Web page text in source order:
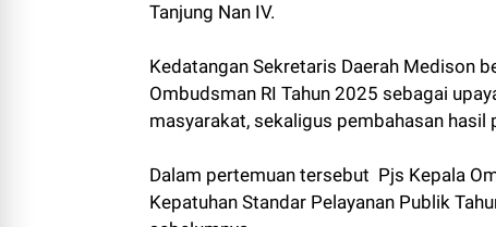
Tanjung Nan IV.
Kedatangan Sekretaris Daerah Medison
Ombudsman RI Tahun 2025 sebagai
masyarakat, sekaligus pembahasan hasil
Dalam pertemuan tersebut Pjs Kepala
Kepatuhan Standar Pelayanan Publik